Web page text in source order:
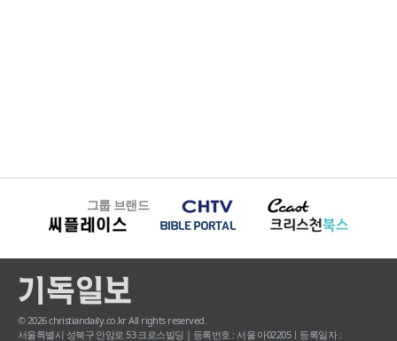
그룹 브랜드
© 2026 christiandaily.co.kr All rights reserved.
서울특별시 성북구 안암로 53 크로스빌딩 | 등록번호 : 서울 아02205ㅣ등록일자 :